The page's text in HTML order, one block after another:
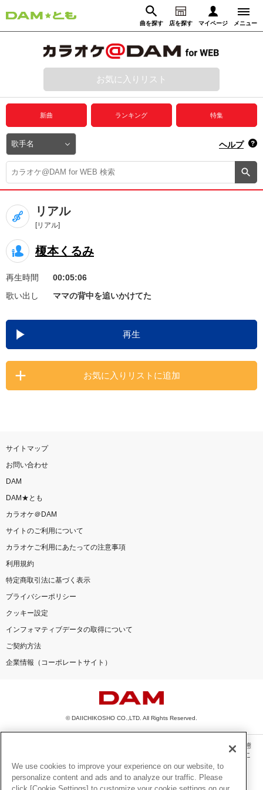
曲を探す 店を探す マイページ メニュー
動画からさがす 録音からさがす
ログイン
プレミアムサービス
DAM★とも動画
DAM★とも録音
カラオケ＠DAM
ユーザー検索
キャンペーン
お知らせ よくあるご質問
DAMの新曲・ランキングなど
カラオケ最新情報をチェック！
お気に入りリスト
新曲 ランキング 特集
ヘルプ
リアル
[リアル]
榎本くるみ
再生時間
00:05:06
歌い出し
ママの背中を追いかけてた
再生
お気に入りリストに追加
サイトマップ
お問い合わせ
DAM
DAM★とも
カラオケ＠DAM
サイトのご利用について
カラオケご利用にあたっての注意事項
利用規約
特定商取引法に基づく表示
プライバシーポリシー
クッキー設定
インフォマティブデータの取得について
ご契約方法
企業情報（コーポレートサイト）
© DAIICHIKOSHO CO.,LTD. All Rights Reserved.
このサイトに掲載されている一切の文章・画像・写真・動画・音声等を、手段や形態
を問わず、著作権法の定める範囲を超えて無断で複製、転載、ファイル化などするこ
とを禁じます。
楽曲及びコンテンツは、機種によりご利用いただけない場合があります。
We use cookies to improve your experience on our website, to
personalize content and ads and to analyze our traffic. Please